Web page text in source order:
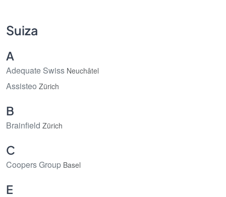
Suiza
A
Adequate Swiss Neuchâtel
Assisteo Zürich
B
Brainfield Zürich
C
Coopers Group Basel
E